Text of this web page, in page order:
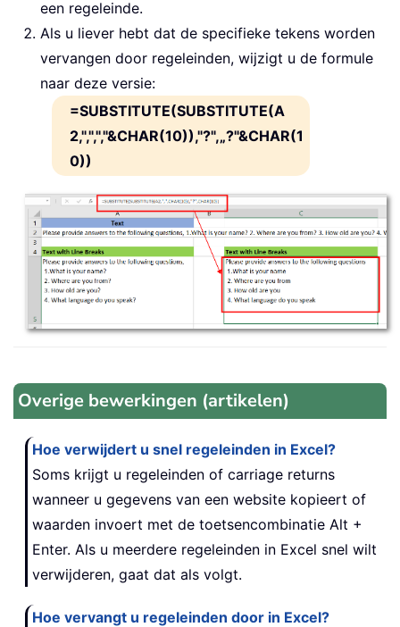
een regeleinde.
Als u liever hebt dat de specifieke tekens worden
vervangen door regeleinden, wijzigt u de formule
naar deze versie:
=SUBSTITUTE(SUBSTITUTE(A
2,",",","&CHAR(10)),"?",„?"&CHAR(1
0))
Overige bewerkingen (artikelen)
Hoe verwijdert u snel regeleinden in Excel?
Soms krijgt u regeleinden of carriage returns
wanneer u gegevens van een website kopieert of
waarden invoert met de toetsencombinatie Alt +
Enter. Als u meerdere regeleinden in Excel snel wilt
verwijderen, gaat dat als volgt.
Hoe vervangt u regeleinden door in Excel?